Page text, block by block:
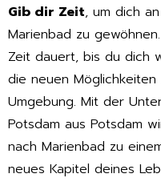
Gib dir Zeit, um dich
Marienbad zu
Zeit dauert, bis du dich
die neuen
Umgebung. Mit der
Potsdam aus Potsdam
nach Marienbad zu
neues Kapitel deines